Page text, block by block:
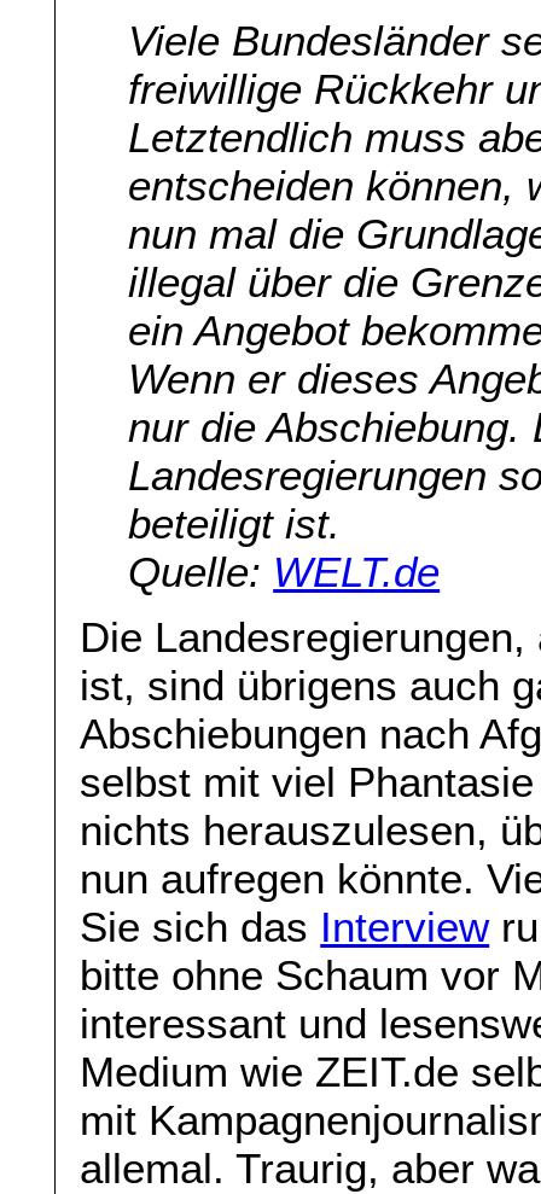
Viele Bundesländer
freiwillige Rückkehr
Letztendlich muss
entscheiden können,
nun mal die
illegal über die
ein Angebot
Wenn er dieses
nur die Abschiebung.
Landesregierungen
beteiligt ist.
Quelle: WELT.de
Die
ist, sind übrigens auch
Abschiebungen nach
selbst mit viel
nichts herauszulesen,
nun aufregen könnte.
Sie sich das Interview
bitte ohne Schaum vor
interessant und
Medium wie ZEIT.de
mit
allemal. Traurig, aber